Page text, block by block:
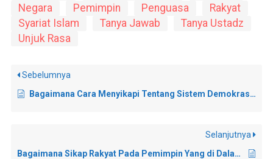
Negara
Pemimpin Penguasa
Rakyat
Syariat Islam
Tanya Jawab
Tanya Ustadz
Unjuk Rasa
Sebelumnya
Bagaimana Cara Menyikapi Tentang Sistem Demokrasi Yang Bukan Islam Namun Semua Calonnya Adalah Seorang Muslim?
Selanjutnya
Bagaimana Sikap Rakyat Pada Pemimpin Yang di Dalamnya Terjadi Revolusi?